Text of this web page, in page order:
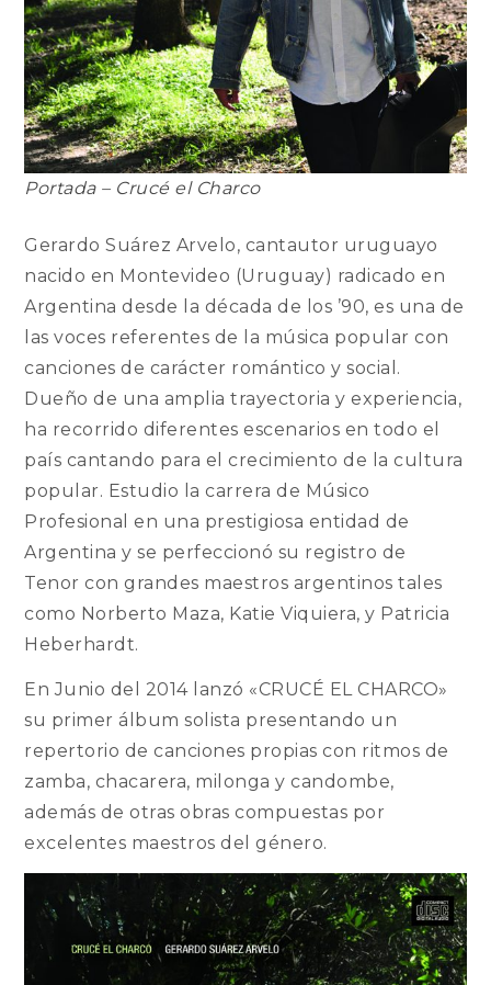
Portada – Crucé el Charco
Gerardo Suárez Arvelo, cantautor uruguayo
nacido en Montevideo (Uruguay) radicado en
Argentina desde la década de los ’90, es una de
las voces referentes de la música popular con
canciones de carácter romántico y social.
Dueño de una amplia trayectoria y experiencia,
ha recorrido diferentes escenarios en todo el
país cantando para el crecimiento de la cultura
popular. Estudio la carrera de Músico
Profesional en una prestigiosa entidad de
Argentina y se perfeccionó su registro de
Tenor con grandes maestros argentinos tales
como Norberto Maza, Katie Viquiera, y Patricia
Heberhardt.
En Junio del 2014 lanzó «CRUCÉ EL CHARCO»
su primer álbum solista presentando un
repertorio de canciones propias con ritmos de
zamba, chacarera, milonga y candombe,
además de otras obras compuestas por
excelentes maestros del género.